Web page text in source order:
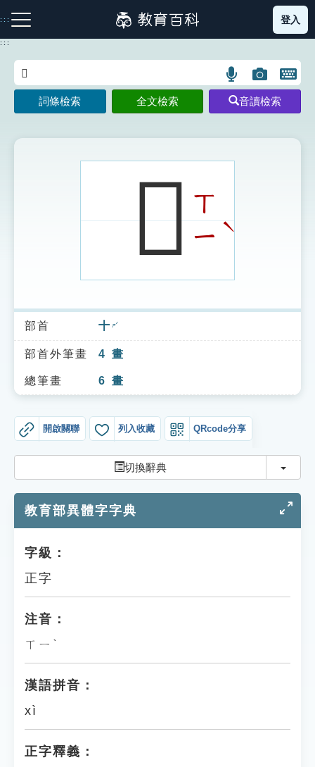
到
主
:::
注音索引圖示 筆畫索引圖示 部首索引表圖示
索引選單
知識索引
單字索引
貓頭鷹博士
登入
:::
語
言
搜
示
圖
片
搜
開
鍵
圖
詞條檢索 全文檢索 音讀檢索
𠦌ㄒ
ㄧˋ
部首 十 ㄕˊ
部首外筆畫 4 畫
總筆畫 6 畫
開啟關聯 列入收藏 QRcode分享
切換辭典 切換
教育部異體字字典
字級：
正字
注音：
ㄒㄧˋ
漢語拼音：
xì
正字釋義：